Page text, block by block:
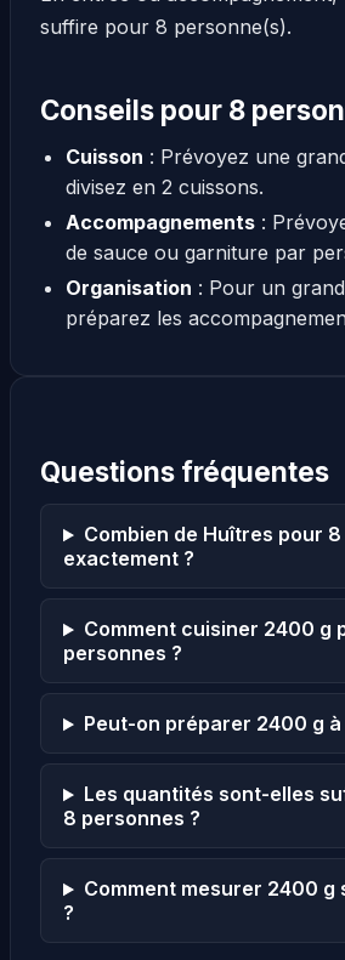
suffire pour 8 personne(s).
Conseils pour 8
Cuisson : Prévoyez une
divisez en 2 cuissons.
Accompagnements:
de sauce ou garniture par
Organisation : Pour un
préparez les
Questions fréquentes
Combien de Huîtres pour
exactement ?
Comment cuisiner 2400 g
personnes ?
Peut-on préparer 2400 g
Les quantités sont-elles
8 personnes ?
Comment mesurer 2400 g
?